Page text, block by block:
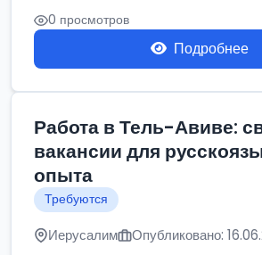
0 просмотров
Подробнее
Работа в Тель-Авиве:
вакансии для
опыта
Требуются
Иерусалим Опубликовано: